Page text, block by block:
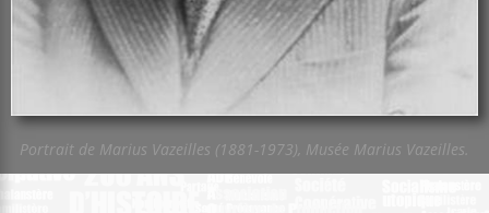
Portrait de Marius Vazeilles (1881-1973), Musée Marius Vazeilles.